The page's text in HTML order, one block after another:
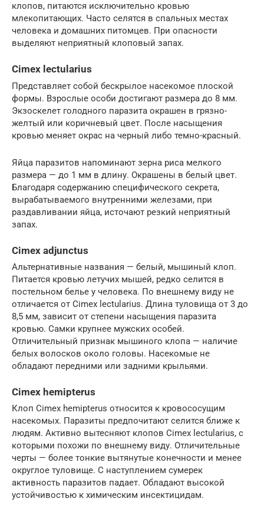
клопов, питаются исключительно кровью
млекопитающих. Часто селятся в спальных местах
человека и домашних питомцев. При опасности
выделяют неприятный клоповый запах.
Cimex lectularius
Представляет собой бескрылое насекомое плоской
формы. Взрослые особи достигают размера до 8 мм.
Экзоскелет голодного паразита окрашен в грязно-
желтый или коричневый цвет. После насыщения
кровью меняет окрас на черный либо темно-красный.
Яйца паразитов напоминают зерна риса мелкого
размера — до 1 мм в длину. Окрашены в белый цвет.
Благодаря содержанию специфического секрета,
вырабатываемого внутренними железами, при
раздавливании яйца, источают резкий неприятный
запах.
Cimex adjunctus
Альтернативные названия — белый, мышиный клоп.
Питается кровью летучих мышей, редко селится в
постельном белье у человека. По внешнему виду не
отличается от Cimex lectularius. Длина туловища от 3 до
8,5 мм, зависит от степени насыщения паразита
кровью. Самки крупнее мужских особей.
Отличительный признак мышиного клопа — наличие
белых волосков около головы. Насекомые не
обладают передними или задними крыльями.
Cimex hemipterus
Клоп Cimex hemipterus относится к кровососущим
насекомых. Паразиты предпочитают селится ближе к
людям. Активно вытесняют клопов Cimex lectularius, с
которыми похожи по внешнему виду. Отличительные
черты — более тонкие вытянутые конечности и менее
округлое туловище. С наступлением сумерек
активность паразитов падает. Обладают высокой
устойчивостью к химическим инсектицидам.